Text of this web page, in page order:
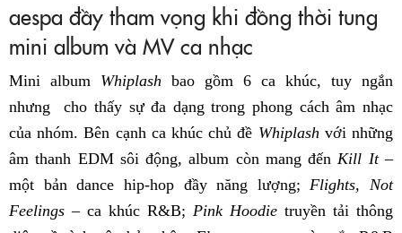
aespa đầy tham vọng khi đồng thời tung
mini album và MV ca nhạc
Mini album Whiplash bao gồm 6 ca khúc, tuy ngắn
nhưng cho thấy sự đa dạng trong phong cách âm nhạc
của nhóm. Bên cạnh ca khúc chủ đề Whiplash với những
âm thanh EDM sôi động, album còn mang đếnKill It–
một bản dance hip-hop đầy năng lượng;Flights, Not
Feelings – ca khúc R&B; Pink Hoodie truyền tải thông